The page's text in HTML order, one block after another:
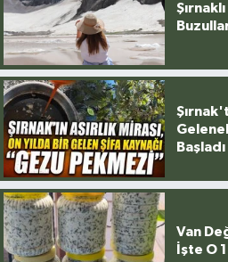
Başladı
Van
İşte O